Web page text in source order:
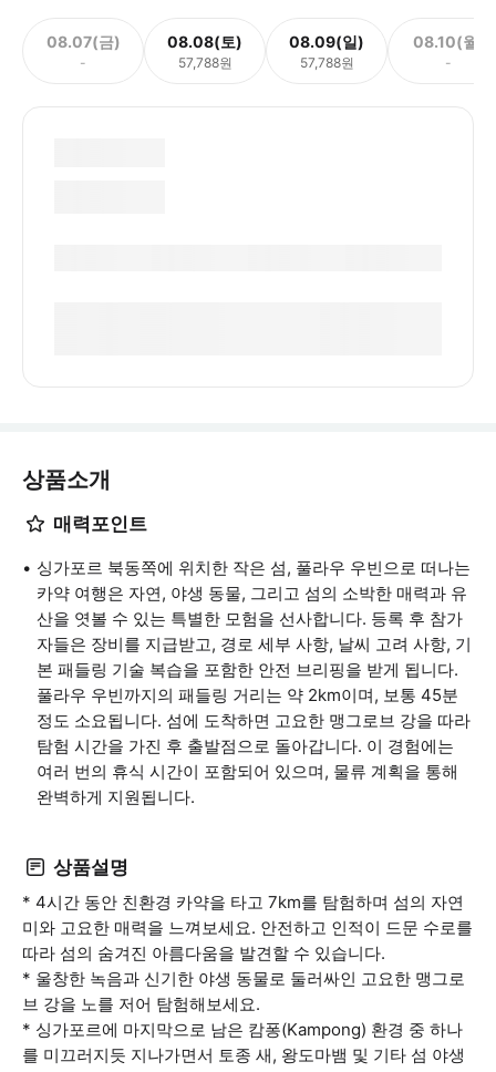
08.07(금)
-
08.08(토)
57,788원
08.09(일)
57,788원
08.10(월)
-
상품소개
매력포인트
싱가포르 북동쪽에 위치한 작은 섬, 풀라우 우빈으로 떠나는
카약 여행은 자연, 야생 동물, 그리고 섬의 소박한 매력과 유
산을 엿볼 수 있는 특별한 모험을 선사합니다. 등록 후 참가
자들은 장비를 지급받고, 경로 세부 사항, 날씨 고려 사항, 기
본 패들링 기술 복습을 포함한 안전 브리핑을 받게 됩니다.
풀라우 우빈까지의 패들링 거리는 약 2km이며, 보통 45분
정도 소요됩니다. 섬에 도착하면 고요한 맹그로브 강을 따라
탐험 시간을 가진 후 출발점으로 돌아갑니다. 이 경험에는
여러 번의 휴식 시간이 포함되어 있으며, 물류 계획을 통해
완벽하게 지원됩니다.
상품설명
* 4시간 동안 친환경 카약을 타고 7km를 탐험하며 섬의 자연
미와 고요한 매력을 느껴보세요. 안전하고 인적이 드문 수로를
따라 섬의 숨겨진 아름다움을 발견할 수 있습니다.
* 울창한 녹음과 신기한 야생 동물로 둘러싸인 고요한 맹그로
브 강을 노를 저어 탐험해보세요.
* 싱가포르에 마지막으로 남은 캄퐁(Kampong) 환경 중 하나
를 미끄러지듯 지나가면서 토종 새, 왕도마뱀 및 기타 섬 야생